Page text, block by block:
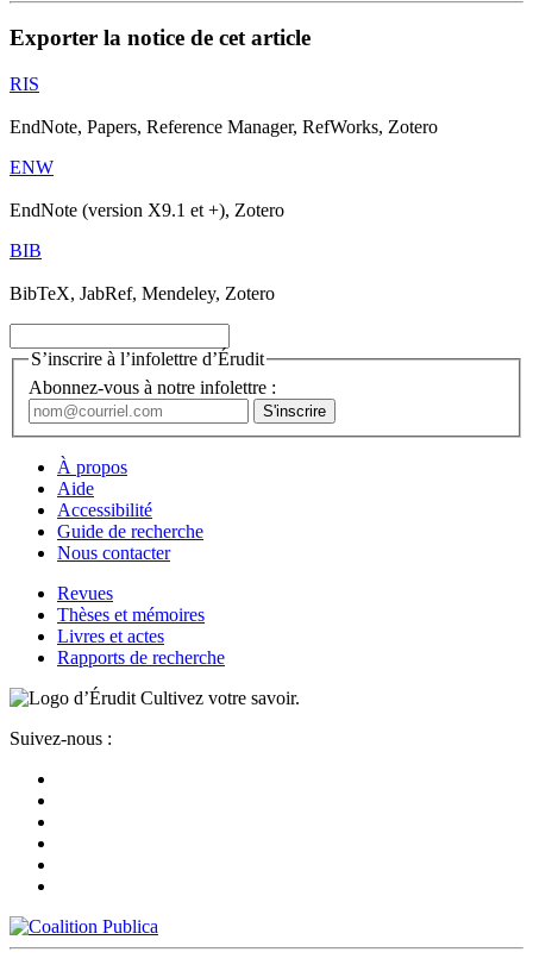
Exporter la notice de cet article
RIS
EndNote, Papers, Reference Manager, RefWorks, Zotero
ENW
EndNote (version X9.1 et +), Zotero
BIB
BibTeX, JabRef, Mendeley, Zotero
S’inscrire à l’infolettre d’Érudit
Abonnez-vous à notre infolettre :
À propos
Aide
Accessibilité
Guide de recherche
Nous contacter
Revues
Thèses et mémoires
Livres et actes
Rapports de recherche
Cultivez votre savoir.
Suivez-nous :